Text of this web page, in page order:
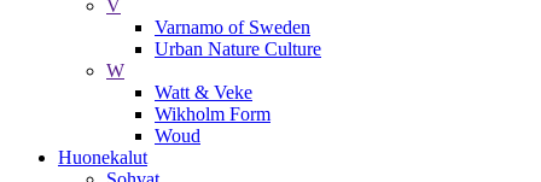
V
Varnamo of Sweden
Urban Nature Culture
W
Watt & Veke
Wikholm Form
Woud
Huonekalut